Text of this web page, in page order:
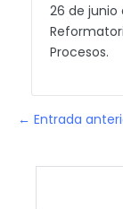
26 de junio
Procesos.
← Entrada